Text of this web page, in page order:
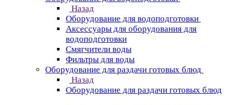
Назад
Оборудование для водоподготовки
Аксессуары для оборудования для
водоподготовки
Смягчители воды
Фильтры для воды
Оборудование для раздачи готовых блюд
Назад
Оборудование для раздачи готовых блюд